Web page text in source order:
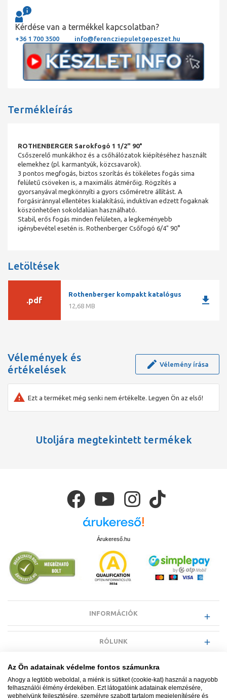
Kérdése van a termékkel kapcsolatban?
+36 1 700 3500 info@ferencziepuletgepeszet.hu
Termékleírás
ROTHENBERGER Sarokfogó 1 1/2" 90°
Csőszerelő munkákhoz és a csőhálózatok kiépítéséhez használt
elemekhez (pl. karmantyúk, közcsavarok).
3 pontos megfogás, biztos szorítás és tökéletes fogás sima
felületű csöveken is, a maximális átmérőig. Rögzítés a
gyorsanyával megkönnyíti a gyors csőméretre állítást. A
forgásiránnyal ellentétes kialakítású, induktívan edzett fogaknak
köszönhetően sokoldalúan használható.
Stabil, erős fogás minden felületen, a legkeményebb
igénybevétel esetén is. Rothenberger Csőfogó 6/4" 90°
Letöltések
.pdf
Rothenberger kompakt katalógus
12,68 MB
download
Vélemények és
értékelések
Vélemény írása
Ezt a terméket még senki nem értékelte. Legyen Ön az első!
Utoljára megtekintett termékek
Árukereső.hu
INFORMÁCIÓK
RÓLUNK
EGYÉB INFORMÁCIÓK
Az Ön adatainak védelme fontos számunkra
Ahogy a legtöbb weboldal, a miénk is sütiket (cookie-kat) használ a nagyobb
felhasználói élmény érdekében. Ezt látogatóink adatainak elemzésére,
webhelyünk fejlesztésére, személyre szabott tartalom megjelenítésére és